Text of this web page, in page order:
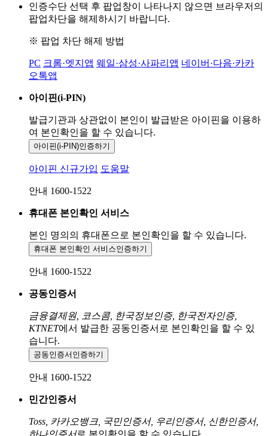
인증수단 선택 후 팝업창이 나타나지 않으면 브라우저의
팝업차단을 해제하시기 바랍니다.
※ 팝업 차단 해제 방법
PC 크롬·엣지앱 웨일·삼성·사파리앱 네이버·다음·카카
오톡앱
아이핀(i-PIN)
발급기관과 상관없이 본인이 발급받은 아이핀을 이용하
여 본인확인을 할 수 있습니다.
아이핀(i-PIN)인증하기
아이핀 신규가입 도움말
안내 1600-1522
휴대폰 본인확인 서비스
본인 명의의 휴대폰으로 본인확인을 할 수 있습니다.
휴대폰 본인확인 서비스인증하기
안내 1600-1522
공동인증서
금융결제원, 코스콤, 한국정보인증, 한국전자인증,
KTNET에서 발급한 공동인증서로 본인확인을 할 수 있
습니다.
공동인증서 인증하기
안내 1600-1522
민간인증서
Toss, 카카오뱅크, 국민인증서, 우리인증서, 신한인증서,